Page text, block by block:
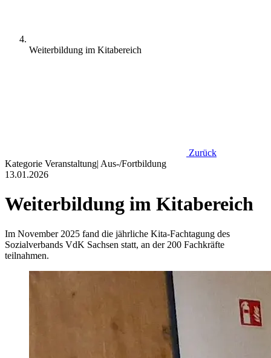
Weiterbildung im Kitabereich
Zurück
Kategorie Veranstaltung| Aus-/Fortbildung
13.01.2026
Weiterbildung im Kitabereich
Im November 2025 fand die jährliche Kita-Fachtagung des
Sozialverbands VdK Sachsen statt, an der 200 Fachkräfte
teilnahmen.